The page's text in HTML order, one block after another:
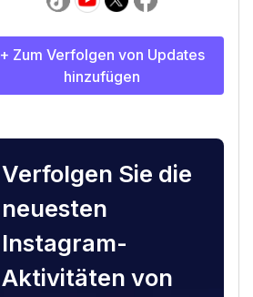
+ Zum Verfolgen von Updates
hinzufügen
Verfolgen Sie die
neuesten
Instagram-
Aktivitäten von